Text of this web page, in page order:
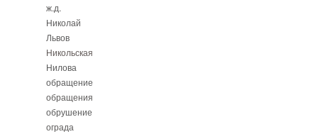
ж.д.
Николай
Львов
Никольская
Нилова
обращение
обращения
обрушение
ограда